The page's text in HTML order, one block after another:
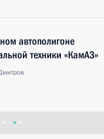
автополигоне
техники «КамАЗ»